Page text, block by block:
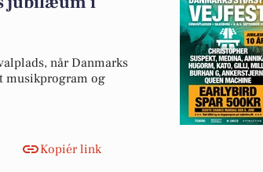
når Danmarks
musikprogram og
Kopiér link